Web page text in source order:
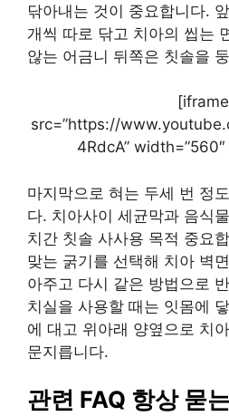
닦아내는 것이 중요합니다.
개씩 따로 닦고 치아의 씹는
않는 어금니 뒤쪽은 칫솔을
[iframe
src=”https://
4RdcA”
마지막으로 혀는 두세 번 정
다. 치아사이 세균막과 음식
치간 칫솔 사사용 목적 중요
맞는 굵기를 선택해 치아 벽
아주고 다시 같은 방법으로
치실을 사용할 때는 잇몸에
에 대고 위아래 양옆으로 치
문지릅니다.
관련 FAQ 항상 묻